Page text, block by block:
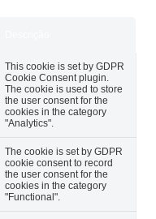
This cookie is set by GDPR
Cookie Consent plugin.
The cookie is used to store
the user consent for the
cookies in the category
"Analytics".
The cookie is set by GDPR
cookie consent to record
the user consent for the
cookies in the category
"Functional".